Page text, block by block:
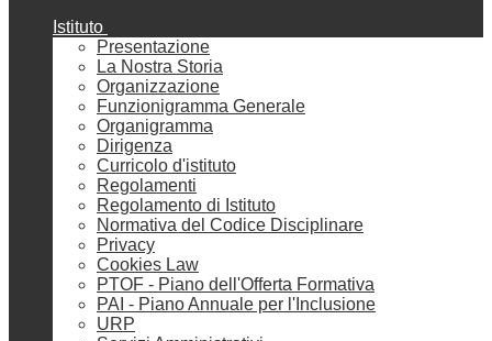
Istituto
Presentazione
La Nostra Storia
Organizzazione
Funzionigramma Generale
Organigramma
Dirigenza
Curricolo d'istituto
Regolamenti
Regolamento di Istituto
Normativa del Codice Disciplinare
Privacy
Cookies Law
PTOF - Piano dell'Offerta Formativa
PAI - Piano Annuale per l'Inclusione
URP